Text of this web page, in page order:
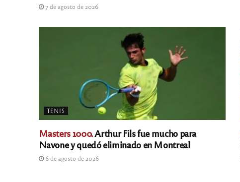
7 de agosto de 2026
TENIS
Masters 1000.Arthur Fils fue mucho para
Navone y quedó eliminado en Montreal
6 de agosto de 2026